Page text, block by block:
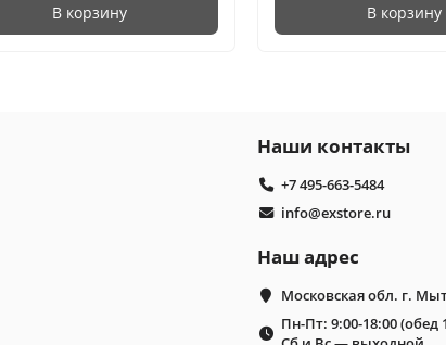
В корзину В корзину
Наши контакты
+7 495-663-5484
info@exstore.ru
Наш адрес
Московская обл. г.
Пн-Пт: 9:00-18:00 (обед